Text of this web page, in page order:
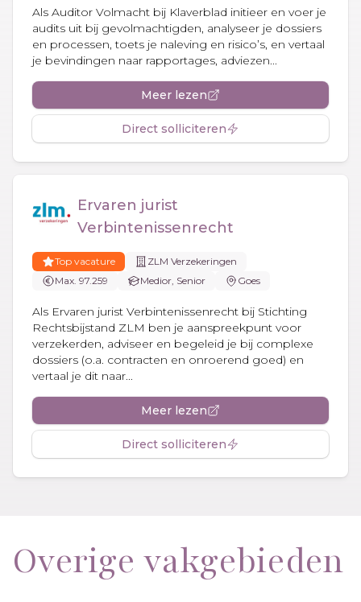
Als Auditor Volmacht bij Klaverblad initieer en voer je
audits uit bij gevolmachtigden, analyseer je dossiers
en processen, toets je naleving en risico’s, en vertaal
je bevindingen naar rapportages, adviezen...
Meer lezen
Direct solliciteren
Ervaren jurist
Verbintenissenrecht
Top vacature
ZLM Verzekeringen
Max. 97.259
Medior, Senior Goes
Als Ervaren jurist Verbintenissenrecht bij Stichting
Rechtsbijstand ZLM ben je aanspreekpunt voor
verzekerden, adviseer en begeleid je bij complexe
dossiers (o.a. contracten en onroerend goed) en
vertaal je dit naar...
Meer lezen
Direct solliciteren
Overige vakgebieden